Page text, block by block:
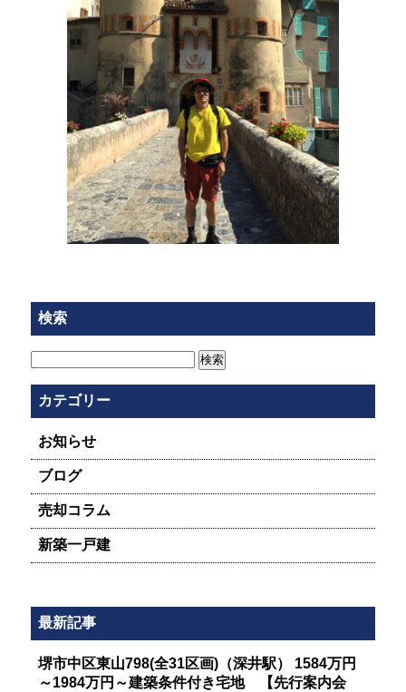
検索
カテゴリー
お知らせ
ブログ
売却コラム
新築一戸建
最新記事
堺市中区東山798(全31区画)（深井駅） 1584万円
～1984万円～建築条件付き宅地 【先行案内会